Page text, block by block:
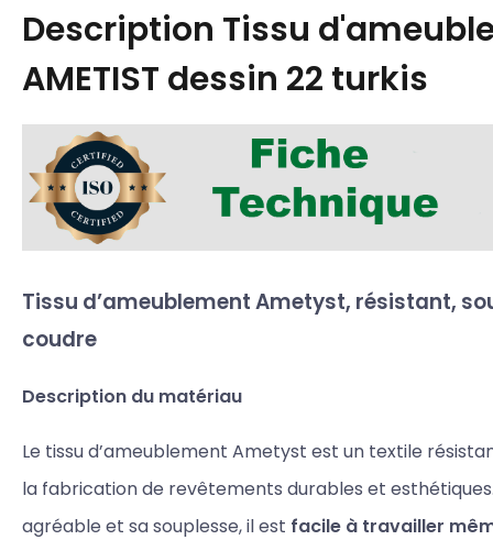
Description Tissu
AMETIST dessin 22 turkis
Tissu d’ameublement Ametyst, résistant,
coudre
Description du matériau
Le tissu d’ameublement Ametyst est un textile
la fabrication de revêtements durables et
agréable et sa souplesse, il est facile à travailler